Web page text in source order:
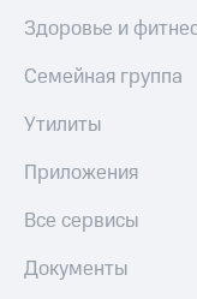
Здоровье и
Семейная группа
Утилиты
Приложения
Все сервисы
Документы